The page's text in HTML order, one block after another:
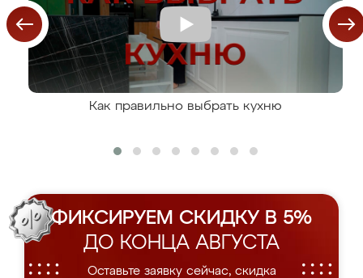
Как правильно выбрать кухню
ФИКСИРУЕМ СКИДКУ В 5%
ДО КОНЦА АВГУСТА
Оставьте заявку сейчас, скидка